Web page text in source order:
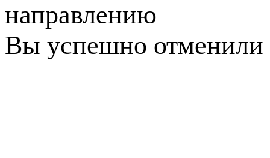
направлению
Вы успешно отменили